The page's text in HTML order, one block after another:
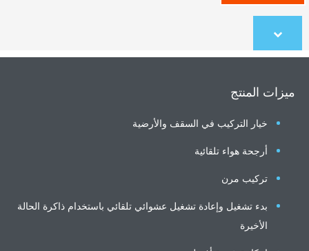
Scroll
to
المنتج
خيار التركيب في السقف والأرضية
أرجحة هواء تلقائية
تركيب مرن
بدء تشغيل وإعادة تشغيل عشوائي تلقائي باستخدام ذاكرة الحالة
الأخيرة